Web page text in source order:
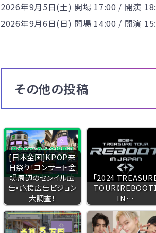
2026年9月5日(土) 開場 17:00 / 開演
2026年9月6日(日) 開場 14:00 / 開演
その他の投稿
[日本全国]KPOP来
日祭り！コンサート会
場周辺のセンイル広
告・応援広告ビジョン
大調査！
「2024
TOUR【REBOOT
IN…